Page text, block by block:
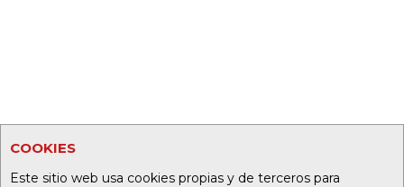
COOKIES
Este sitio web usa cookies propias y de terceros para